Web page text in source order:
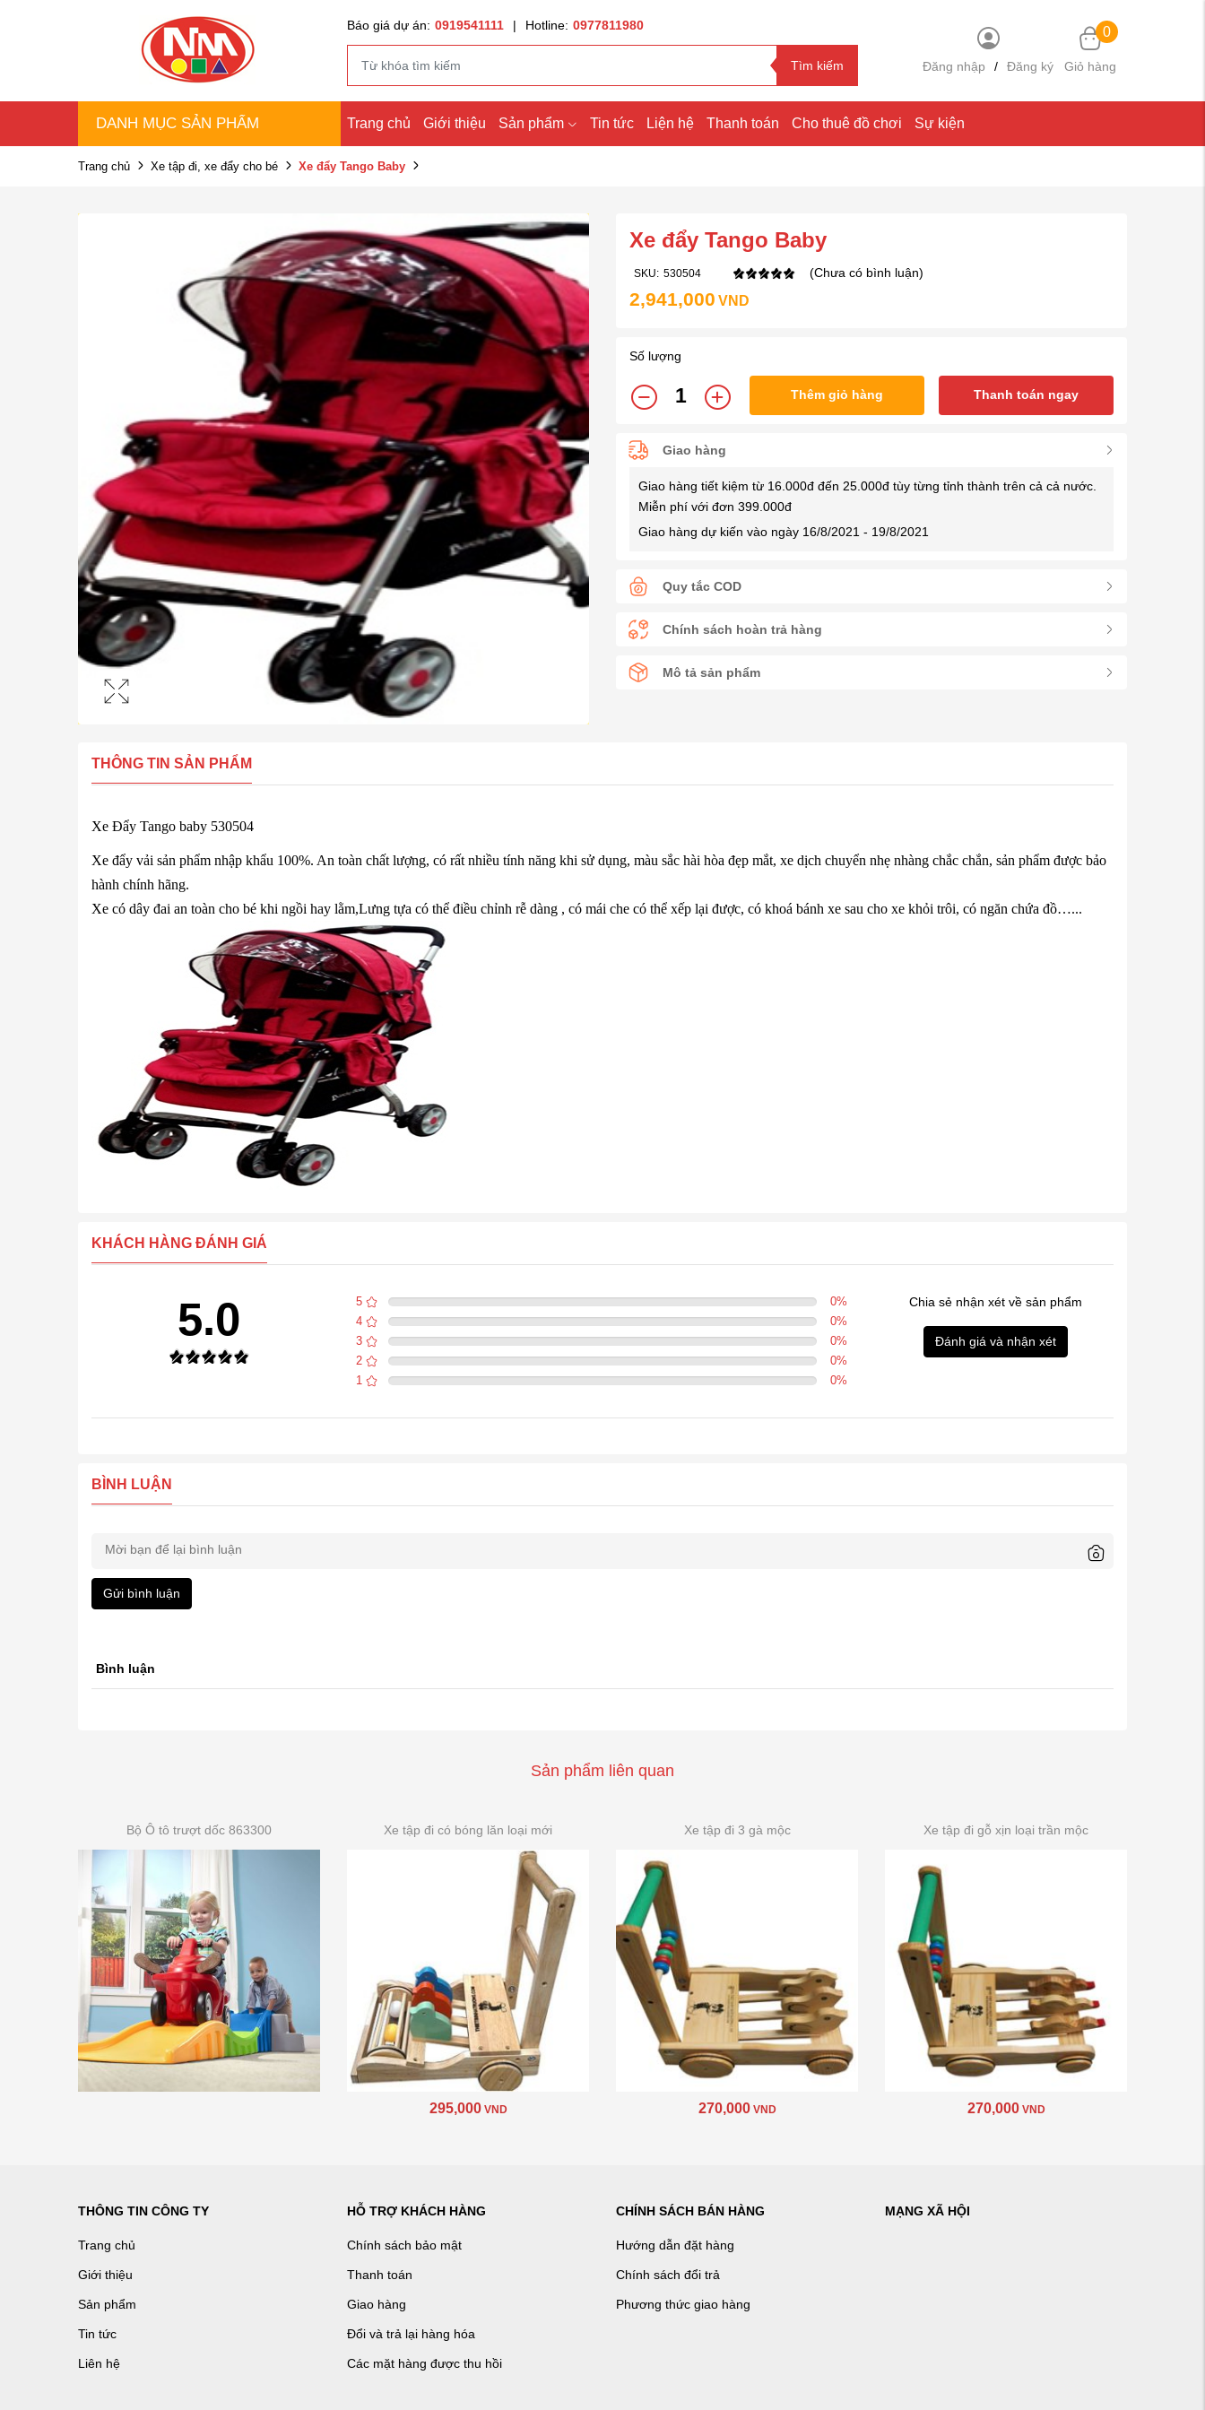
Báo giá dự án: 0919541111 | Hotline: 0977811980
Tìm kiếm Đăng nhập / Đăng ký
0
Giỏ hàng
DANH MỤC SẢN PHẨM Trang chủ Giới thiệu Sản phẩm Tin tức Liện hệ Thanh toán Cho thuê đồ chơi Sự kiện
Trang chủ Xe tập đi, xe đẩy cho bé Xe đẩy Tango Baby
Xe đẩy Tango Baby
SKU: 530504 (Chưa có bình luận)
2,941,000 VND
Số lượng
Thêm giỏ hàng Thanh toán ngay
Giao hàng
Giao hàng tiết kiệm từ 16.000đ đến 25.000đ tùy từng tỉnh thành trên cả cả nước.
Miễn phí với đơn 399.000đ
Giao hàng dự kiến vào ngày 16/8/2021 - 19/8/2021
Quy tắc COD
Chính sách hoàn trả hàng
Mô tả sản phẩm
THÔNG TIN SẢN PHẨM
Xe Đẩy Tango baby 530504
Xe đẩy vải sản phẩm nhập khẩu 100%. An toàn chất lượng, có rất nhiều tính năng khi sử dụng, màu sắc hài hòa đẹp mắt, xe dịch chuyển nhẹ nhàng chắc chắn, sản phẩm được bảo
hành chính hãng.
Xe có dây đai an toàn cho bé khi ngồi hay lằm,Lưng tựa có thể điều chỉnh rễ dàng , có mái che có thể xếp lại được, có khoá bánh xe sau cho xe khỏi trôi, có ngăn chứa đồ…...
KHÁCH HÀNG ĐÁNH GIÁ
5.0 5 0%
4
0%
3
0%
2
0%
1
0%
Chia sẻ nhận xét về sản phẩm
Đánh giá và nhận xét
BÌNH LUẬN
Gửi bình luận
Bình luận
Sản phẩm liên quan
Bộ Ô tô trượt dốc 863300 Xe tập đi có bóng lăn loại mới
295,000 VND
Xe tập đi 3 gà mộc
270,000 VND
Xe tập đi gỗ xịn loại trần mộc
270,000 VND
THÔNG TIN CÔNG TY
Trang chủ
Giới thiệu
Sản phẩm
Tin tức
Liên hệ
HỖ TRỢ KHÁCH HÀNG
Chính sách bảo mật
Thanh toán
Giao hàng
Đổi và trả lại hàng hóa
Các mặt hàng được thu hồi
CHÍNH SÁCH BÁN HÀNG
Hướng dẫn đặt hàng
Chính sách đổi trả
Phương thức giao hàng
MẠNG XÃ HỘI